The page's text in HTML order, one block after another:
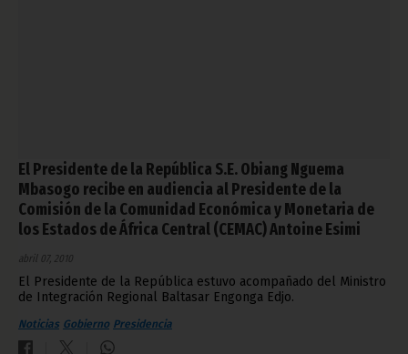
El Presidente de la República S.E. Obiang Nguema
Mbasogo recibe en audiencia al Presidente de la
Comisión de la Comunidad Económica y Monetaria de
los Estados de África Central (CEMAC) Antoine Esimi
abril 07, 2010
El Presidente de la República estuvo acompañado del Ministro
de Integración Regional Baltasar Engonga Edjo.
Noticias Gobierno Presidencia